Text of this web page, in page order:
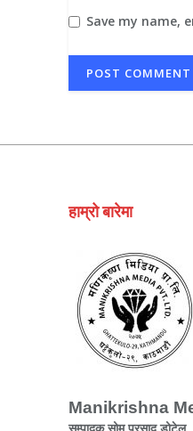
Save my name,
हाम्रो बारेमा
Manikrishna
सम्पादक सोम प्रसाद डोटेल